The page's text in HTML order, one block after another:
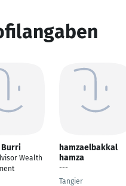
Burri
Wealth
hamzaelbakkal
hamza
---
Tangier